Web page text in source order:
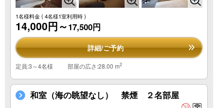
1名様料金( 4名様1室利用時 )
14,000円～17,500円
詳細/ご予約
定員:3～4名様 部屋の広さ:28.00 m2
和室（海の眺望なし） 禁煙 ２名部屋